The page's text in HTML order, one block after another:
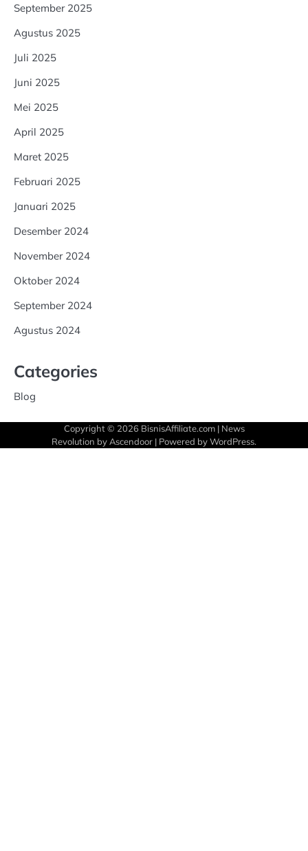
September 2025
Agustus 2025
Juli 2025
Juni 2025
Mei 2025
April 2025
Maret 2025
Februari 2025
Januari 2025
Desember 2024
November 2024
Oktober 2024
September 2024
Agustus 2024
Categories
Blog
Copyright © 2026 BisnisAffiliate.com| News
Revolution by Ascendoor | Powered byWordPress.